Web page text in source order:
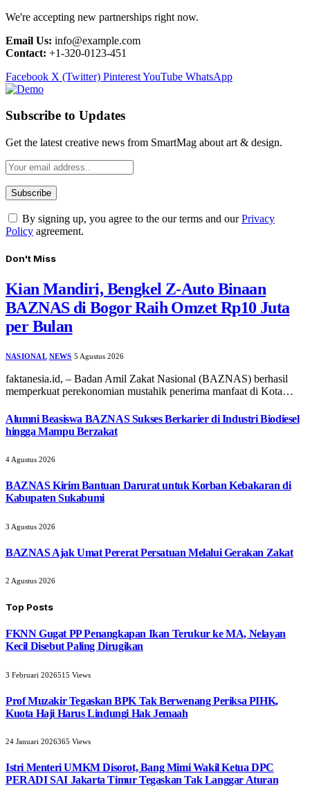
We're accepting new partnerships right now.
Email Us: info@example.com
Contact: +1-320-0123-451
Facebook X (Twitter) PinterestYouTube WhatsApp
Subscribe to Updates
Get the latest creative news from SmartMag about art & design.
By signing up, you agree to the our terms and ourPrivacy
Policy agreement.
Don't Miss
Kian Mandiri, Bengkel Z-Auto Binaan
BAZNAS di Bogor Raih Omzet Rp10 Juta
per Bulan
NASIONAL NEWS 5 Agustus 2026
faktanesia.id, – ​Badan Amil Zakat Nasional (BAZNAS) berhasil
memperkuat perekonomian mustahik penerima manfaat di Kota…
Alumni Beasiswa BAZNAS Sukses Berkarier di Industri Biodiesel
hingga Mampu Berzakat
4 Agustus 2026
BAZNAS Kirim Bantuan Darurat untuk Korban Kebakaran di
Kabupaten Sukabumi
3 Agustus 2026
BAZNAS Ajak Umat Pererat Persatuan Melalui Gerakan Zakat
2 Agustus 2026
Top Posts
FKNN Gugat PP Penangkapan Ikan Terukur ke MA, Nelayan
Kecil Disebut Paling Dirugikan
3 Februari 2026515 Views
Prof Muzakir Tegaskan BPK Tak Berwenang Periksa PIHK,
Kuota Haji Harus Lindungi Hak Jemaah
24 Januari 2026365 Views
Istri Menteri UMKM Disorot, Bang Mimi Wakil Ketua DPC
PERADI SAI Jakarta Timur Tegaskan Tak Langgar Aturan